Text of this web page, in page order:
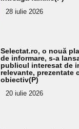
28 iulie 2026
Selectat.ro, o nouă
de informare, s-a
publicul interesat de
relevante, prezentate
obiectiv(P)
20 iulie 2026